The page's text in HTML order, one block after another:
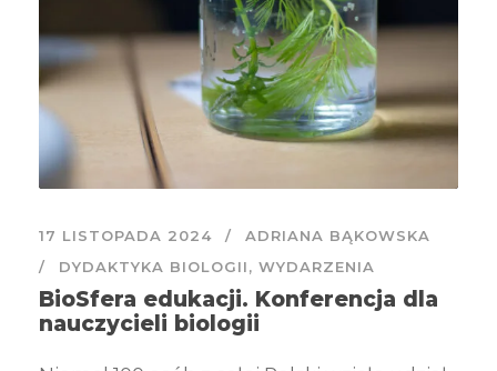
17 LISTOPADA 2024
ADRIANA BĄKOWSKA
DYDAKTYKA BIOLOGII, WYDARZENIA
BioSfera edukacji. Konferencja dla
nauczycieli biologii